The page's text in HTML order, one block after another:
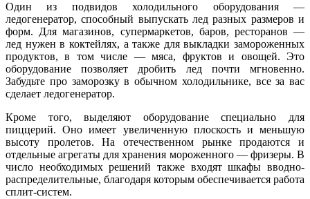
Один из подвидов холодильного оборудования —
ледогенератор, способный выпускать лед разных размеров и
форм. Для магазинов, супермаркетов, баров, ресторанов —
лед нужен в коктейлях, а также для выкладки замороженных
продуктов, в том числе — мяса, фруктов и овощей. Это
оборудование позволяет дробить лед почти мгновенно.
Забудьте про заморозку в обычном холодильнике, все за вас
сделает ледогенератор.
Кроме того, выделяют оборудование специально для
пиццерий. Оно имеет увеличенную плоскость и меньшую
высоту пролетов. На отечественном рынке продаются и
отдельные агрегаты для хранения мороженного — фризеры. В
число необходимых решений также входят шкафы вводно-
распределительные, благодаря которым обеспечивается работа
сплит-систем.